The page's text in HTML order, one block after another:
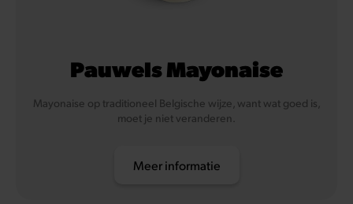
Pauwels Mayonaise
Mayonaise op traditioneel Belgische wijze, want wat goed is,
moet je niet veranderen.
Meer informatie